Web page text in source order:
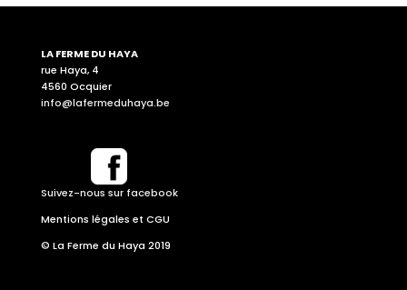
LA FERME DU HAYA
rue Haya, 4
4560 Ocquier
info@lafermeduhaya.be
Suivez-nous sur facebook
Mentions légales et CGU
© La Ferme du Haya 2019